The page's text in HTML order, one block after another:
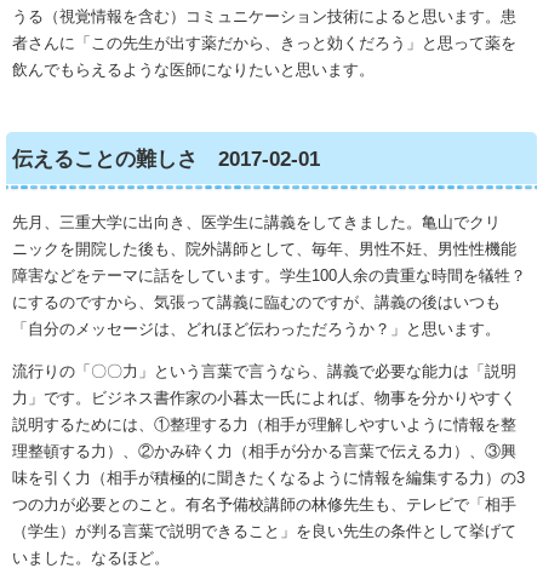
うる（視覚情報を含む）コミュニケーション技術によると思います。患
者さんに「この先生が出す薬だから、きっと効くだろう」と思って薬を
飲んでもらえるような医師になりたいと思います。
伝えることの難しさ 2017-02-01
先月、三重大学に出向き、医学生に講義をしてきました。亀山でクリ
ニックを開院した後も、院外講師として、毎年、男性不妊、男性性機能
障害などをテーマに話をしています。学生100人余の貴重な時間を犠牲？
にするのですから、気張って講義に臨むのですが、講義の後はいつも
「自分のメッセージは、どれほど伝わっただろうか？」と思います。
流行りの「〇〇力」という言葉で言うなら、講義で必要な能力は「説明
力」です。ビジネス書作家の小暮太一氏によれば、物事を分かりやすく
説明するためには、①整理する力（相手が理解しやすいように情報を整
理整頓する力）、②かみ砕く力（相手が分かる言葉で伝える力）、③興
味を引く力（相手が積極的に聞きたくなるように情報を編集する力）の3
つの力が必要とのこと。有名予備校講師の林修先生も、テレビで「相手
（学生）が判る言葉で説明できること」を良い先生の条件として挙げて
いました。なるほど。